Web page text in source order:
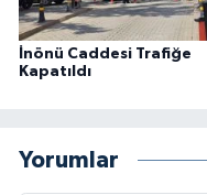
İnönü Caddesi Trafiğe
Kapatıldı
Yorumlar